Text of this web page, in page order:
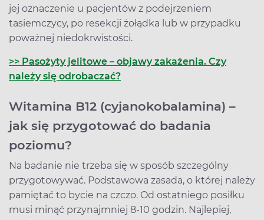
jej oznaczenie u pacjentów z podejrzeniem
tasiemczycy, po resekcji żołądka lub w przypadku
poważnej niedokrwistości.
>> Pasożyty jelitowe – objawy zakażenia. Czy
należy się odrobaczać?
Witamina B12 (cyjanokobalamina) –
jak się przygotować do badania
poziomu?
Na badanie nie trzeba się w sposób szczególny
przygotowywać. Podstawowa zasada, o której należy
pamiętać to bycie na czczo. Od ostatniego posiłku
musi minąć przynajmniej 8-10 godzin. Najlepiej,